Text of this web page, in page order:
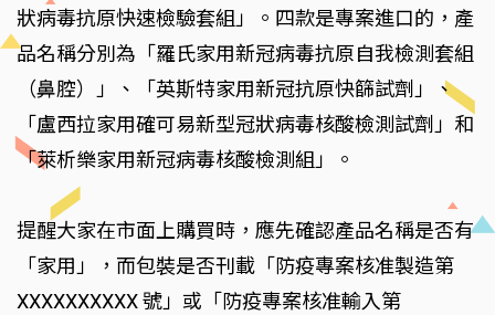
狀病毒抗原快速檢驗套組」。四款是專案進口的，產
品名稱分別為「羅氏家用新冠病毒抗原自我檢測套組
（鼻腔）」、「英斯特家用新冠抗原快篩試劑」、
「盧西拉家用確可易新型冠狀病毒核酸檢測試劑」和
「萊析樂家用新冠病毒核酸檢測組」。
提醒大家在市面上購買時，應先確認產品名稱是否有
「家用」，而包裝是否刊載「防疫專案核准製造第
XXXXXXXXXX 號」或「防疫專案核准輸入第